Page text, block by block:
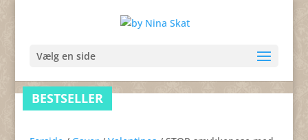
Vælg en side
BESTSELLER
BESTSELLER
BESTSELLER